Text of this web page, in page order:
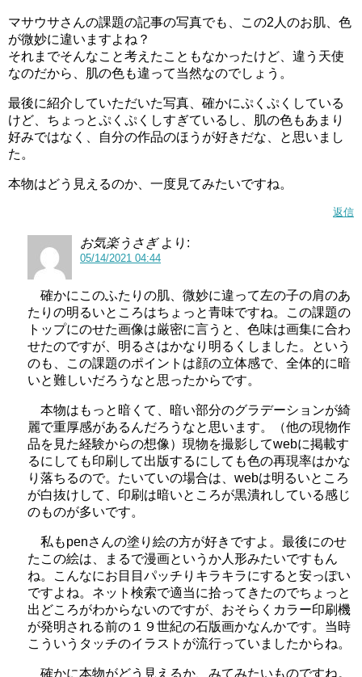
マサウサさんの課題の記事の写真でも、この2人のお肌、色
が微妙に違いますよね？
それまでそんなこと考えたこともなかったけど、違う天使
なのだから、肌の色も違って当然なのでしょう。
最後に紹介していただいた写真、確かにぷくぷくしている
けど、ちょっとぷくぷくしすぎているし、肌の色もあまり
好みではなく、自分の作品のほうが好きだな、と思いまし
た。
本物はどう見えるのか、一度見てみたいですね。
返信
お気楽うさぎ より:
05/14/2021 04:44
確かにこのふたりの肌、微妙に違って左の子の肩のあ
たりの明るいところはちょっと青味ですね。この課題の
トップにのせた画像は厳密に言うと、色味は画集に合わ
せたのですが、明るさはかなり明るくしました。という
のも、この課題のポイントは顔の立体感で、全体的に暗
いと難しいだろうなと思ったからです。
本物はもっと暗くて、暗い部分のグラデーションが綺
麗で重厚感があるんだろうなと思います。（他の現物作
品を見た経験からの想像）現物を撮影してwebに掲載す
るにしても印刷して出版するにしても色の再現率はかな
り落ちるので。たいていの場合は、webは明るいところ
が白抜けして、印刷は暗いところが黒潰れしている感じ
のものが多いです。
私もpenさんの塗り絵の方が好きですよ。最後にのせ
たこの絵は、まるで漫画というか人形みたいですもん
ね。こんなにお目目パッチりキラキラにすると安っぽい
ですよね。ネット検索で適当に拾ってきたのでちょっと
出どころがわからないのですが、おそらくカラー印刷機
が発明される前の１９世紀の石版画かなんかです。当時
こういうタッチのイラストが流行っていましたからね。
確かに本物がどう見えるか、みてみたいものですね。